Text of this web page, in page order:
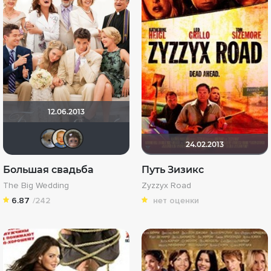
12.06.2013
maxx2035
Калура
Большая свадьба
The Big Wedding
6.87 /242
24.02.2013
Путь Зизикс
Zyzzyx Road
нет оценки